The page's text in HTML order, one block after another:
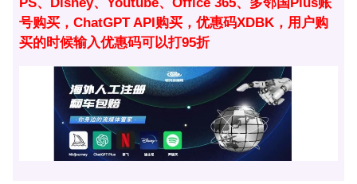
号购买，ChatGPT API购买，优惠码XDBK，用户购
买的时候输入优惠码可以打95折